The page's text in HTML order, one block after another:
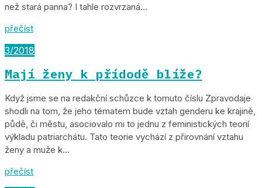
než stará panna? I tahle rozvrzaná...
přečíst
3/2018
Mají ženy k přídodě blíže?
Když jsme se na redakční schůzce k tomuto číslu Zpravodaje
shodli na tom, že jeho tématem bude vztah genderu ke krajině,
půdě, či městu, asociovalo mi to jednu z feministických teorií
výkladu patriarchátu. Tato teorie vychází z přirovnání vztahu
ženy a muže k...
přečíst